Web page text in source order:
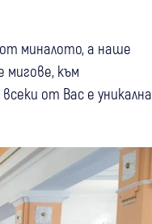
от миналото, а наше
към
от Вас е уникална